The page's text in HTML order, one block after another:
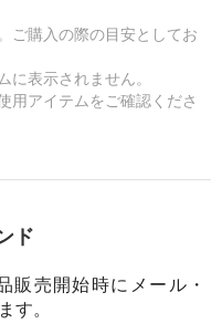
ご購入の際の目安としてお
表示されません。
用アイテムをご確認くださ
ド
販売開始時にメール・
す。